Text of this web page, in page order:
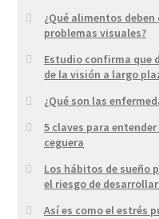
¿Qué alimentos
problemas visuales?
Estudio confirma que
de la visión a largo
¿Qué son las
5 claves para
ceguera
Los hábitos de sueño
el riesgo de
Así es como el estrés